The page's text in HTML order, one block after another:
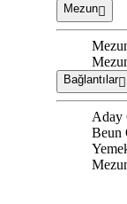
Mezun
Bağlantılar
Aday
Beun